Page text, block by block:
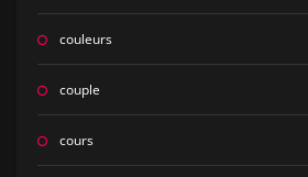
couleurs
couple
cours